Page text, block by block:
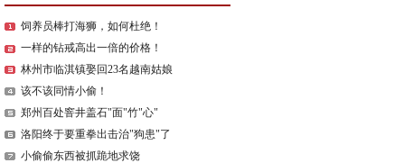
饲养员棒打海狮，如何杜绝！
一样的钻戒高出一倍的价格！
林州市临淇镇娶回23名越南姑娘
该不该同情小偷！
郑州百处窨井盖石"面"竹"心"
洛阳终于要重拳出击治"狗患"了
小偷偷东西被抓跪地求饶